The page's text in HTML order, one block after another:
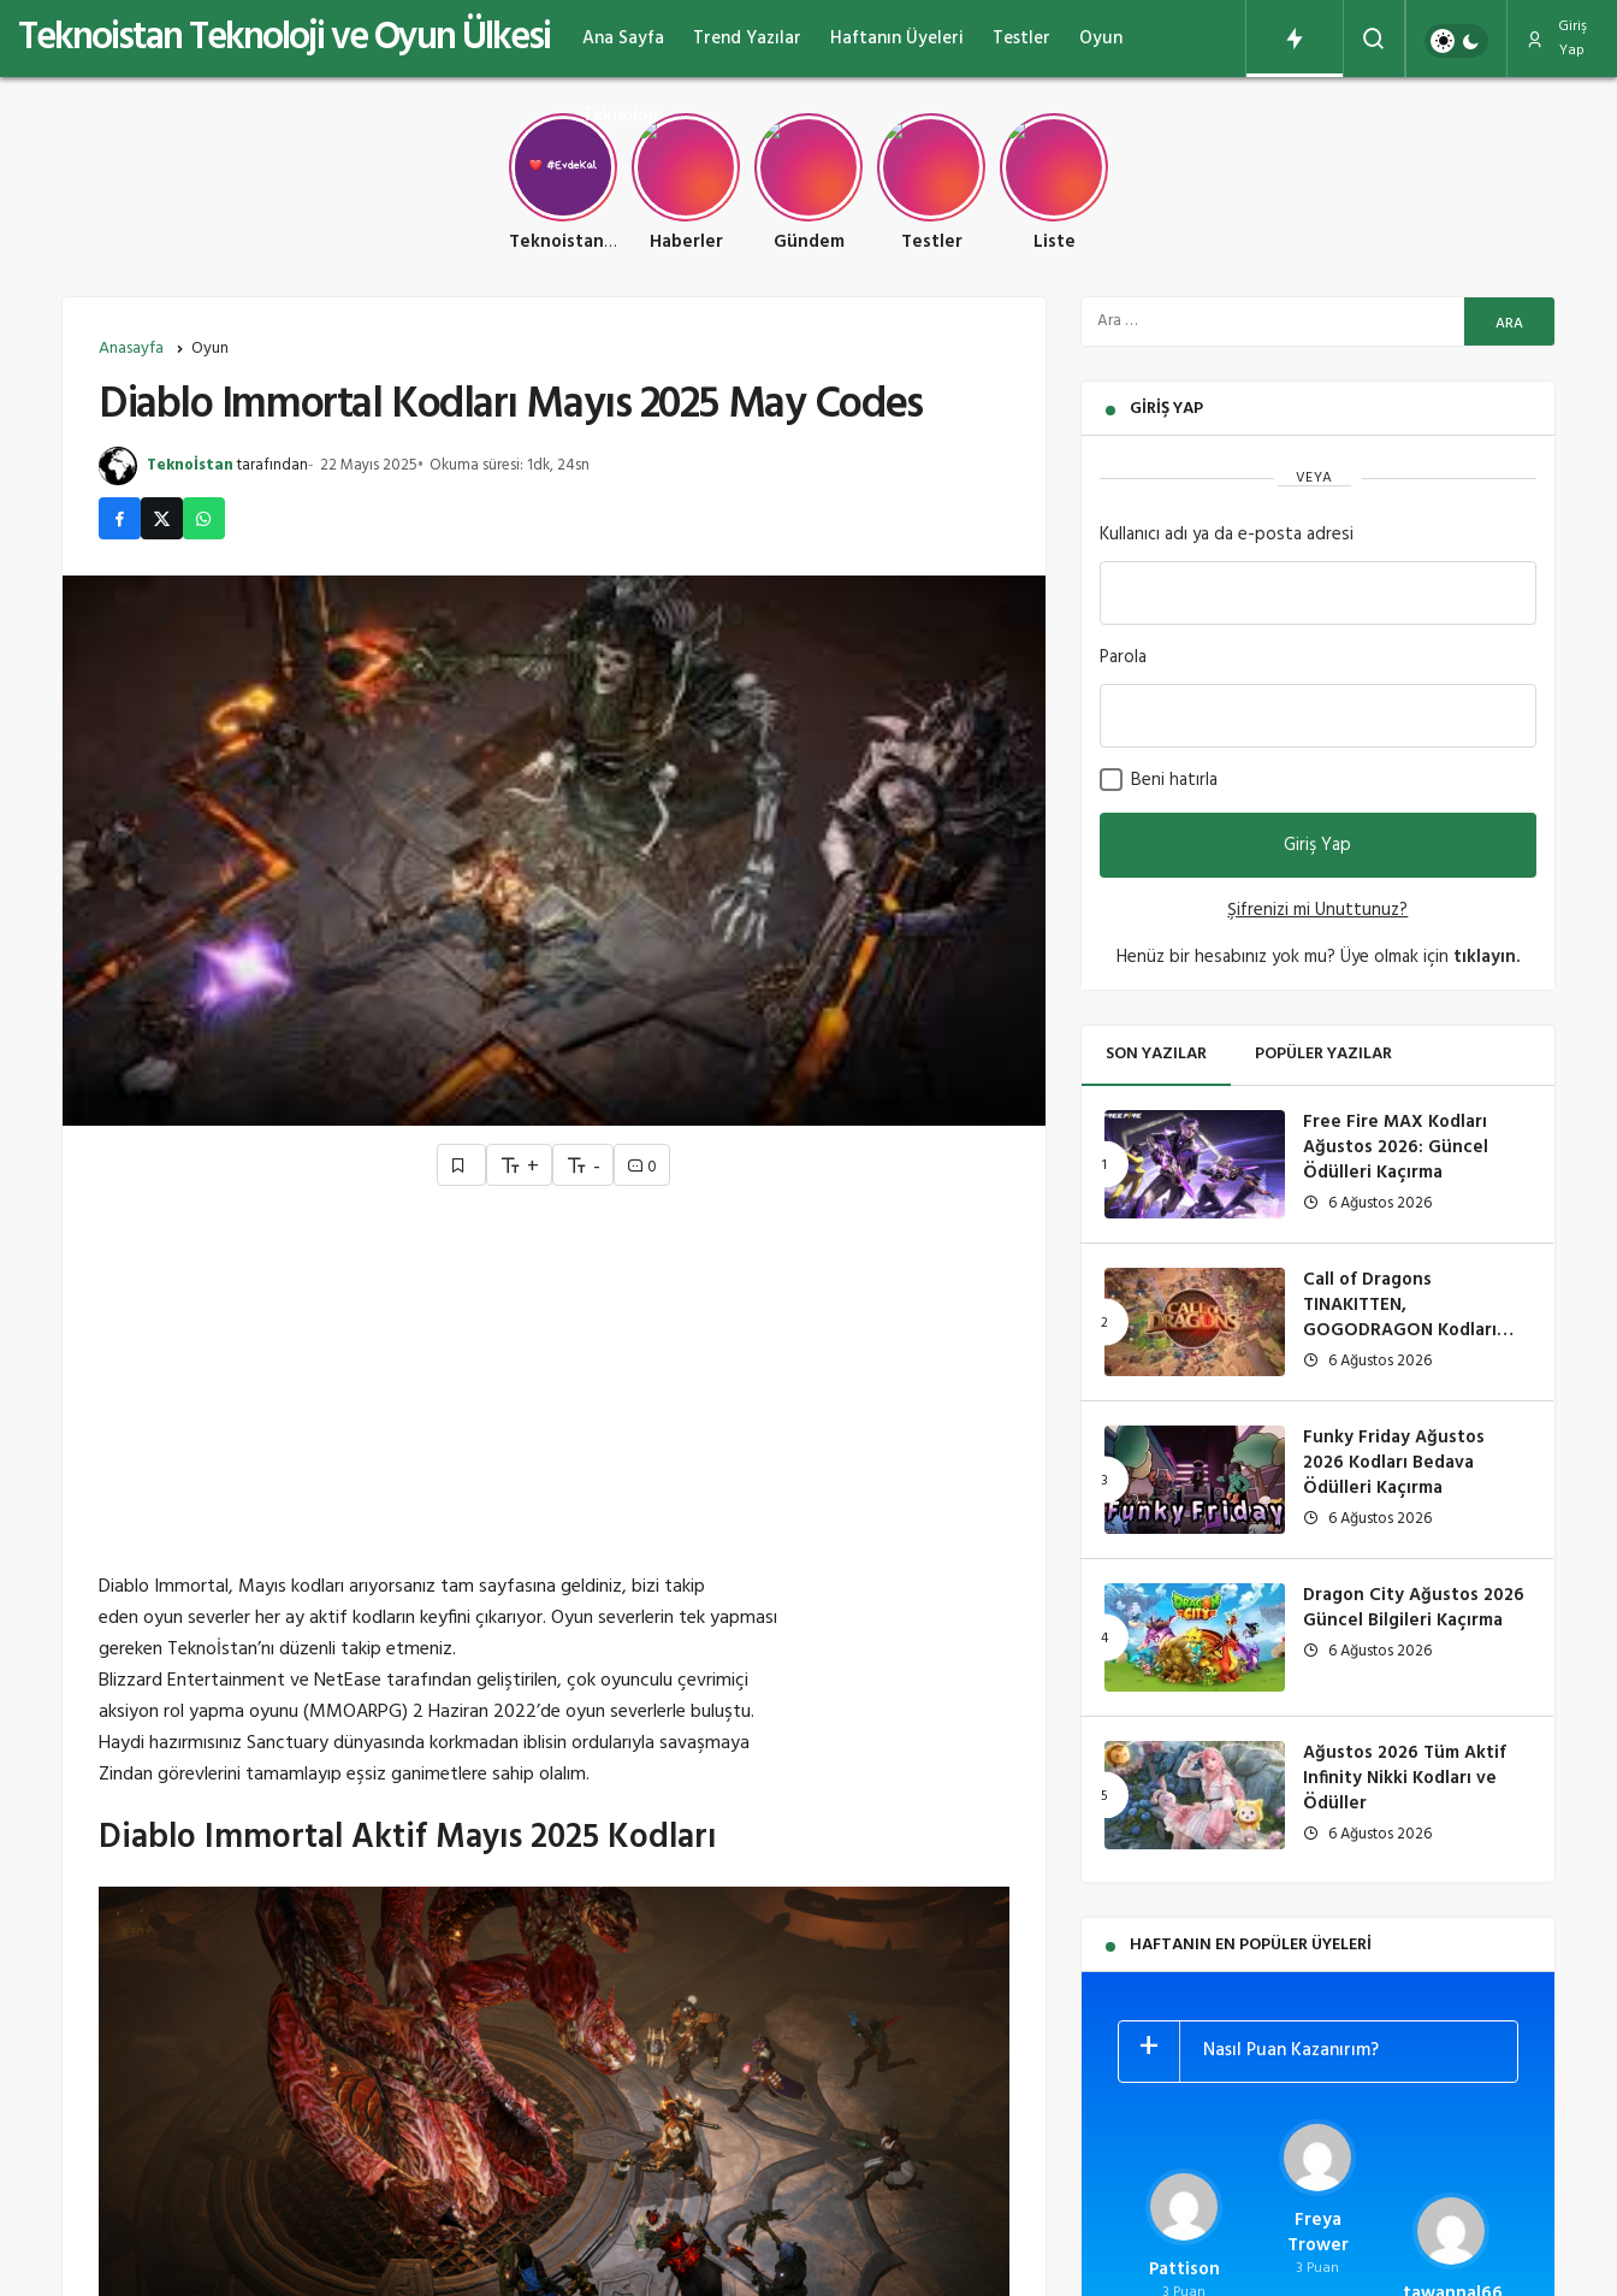
Teknoistan Teknoloji ve Oyun Ülkesi Ana Sayfa Trend Yazılar Haftanın Üyeleri Testler Oyun
Teknoloji
Giriş
Yap
Teknoistan Teknoloji ve Oyun Ülkesi Haberler Gündem Testler Liste
Anasayfa Oyun
Diablo Immortal Kodları Mayıs 2025 May Codes
Teknoİstantarafından 22 Mayıs 2025 Okuma süresi: 1dk, 24sn
+ - 0
Diablo Immortal, Mayıs kodları arıyorsanız tam sayfasına geldiniz, bizi takip
eden oyun severler her ay aktif kodların keyfini çıkarıyor. Oyun severlerin tek yapması
gereken Teknoİstan’nı düzenli takip etmeniz.
Blizzard Entertainment ve NetEase tarafından geliştirilen, çok oyunculu çevrimiçi
aksiyon rol yapma oyunu (MMOARPG) 2 Haziran 2022’de oyun severlerle buluştu.
Haydi hazırmısınız Sanctuary dünyasında korkmadan iblisin ordularıyla savaşmaya
Zindan görevlerini tamamlayıp eşsiz ganimetlere sahip olalım.
Diablo Immortal Aktif Mayıs 2025 Kodları
GIRIŞ YAP
VEYA
Kullanıcı adı ya da e-posta adresi
Parola
Beni hatırla
Şifrenizi mi Unuttunuz?
Henüz bir hesabınız yok mu? Üye olmak için tıklayın.
SON YAZILAR POPÜLER YAZILAR
Free Fire MAX Kodları
Ağustos 2026: Güncel
Ödülleri Kaçırma
6 Ağustos 2026
Call of Dragons
TINAKITTEN,
GOGODRAGON Kodları
Çalışıyor mu? (Ağustos
6 Ağustos 2026
Funky Friday Ağustos
2026 Kodları Bedava
Ödülleri Kaçırma
6 Ağustos 2026
Dragon City Ağustos 2026
Güncel Bilgileri Kaçırma
6 Ağustos 2026
Ağustos 2026 Tüm Aktif
Infinity Nikki Kodları ve
Ödüller
6 Ağustos 2026
HAFTANIN EN POPÜLER ÜYELERI
Nasıl Puan Kazanırım?
Freya
Trower
3 Puan
Pattison